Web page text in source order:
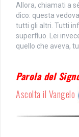
Allora, chiamati a
dico: questa
tutti gli altri. Tutti
superfluo. Lei
quello che aveva,
Parola del
Ascolta il Vangelo